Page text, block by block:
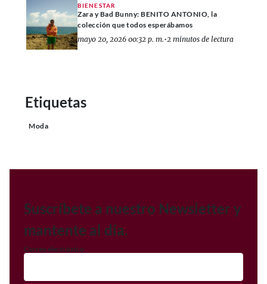
BIENESTAR
Zara y Bad Bunny: BENITO ANTONIO, la
colección que todos esperábamos
mayo 20, 2026 00:32 p. m.•2 minutos de lectura
Etiquetas
Moda
Suscríbete a nuestro Newsletter y
mantente al día.
Correo electrónico